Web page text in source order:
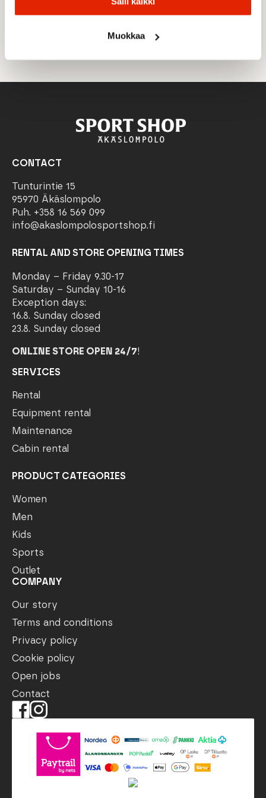
Muokkaa
privacy statement and the use of cookies.
CONTACT
Tunturintie 15
95970 Äkäslompolo
Puh. +358 16 569 099
info@akaslompolosportshop.fi
RENTAL AND STORE OPENING TIMES
Monday – Friday 9.30-17
Saturday – Sunday 10-16
Exception days:
16.8. Sunday closed
23.8. Sunday closed
ONLINE STORE OPEN 24/7!
SERVICES
Rental
Equipment rental
Maintenance
Cabin rental
PRODUCT CATEGORIES
Women
Men
Kids
Sports
Outlet
COMPANY
Our story
Terms and conditions
Privacy policy
Cookie policy
Open jobs
Contact